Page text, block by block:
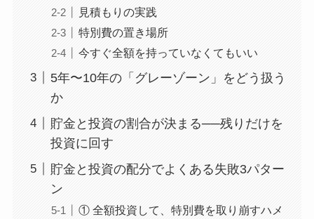
見積もりの実践
特別費の置き場所
今すぐ全額を持っていなくてもいい
5年〜10年の「グレーゾーン」をどう扱う
か
貯金と投資の割合が決まる──残りだけを
投資に回す
貯金と投資の配分でよくある失敗3パター
ン
① 全額投資して、特別費を取り崩すハメ